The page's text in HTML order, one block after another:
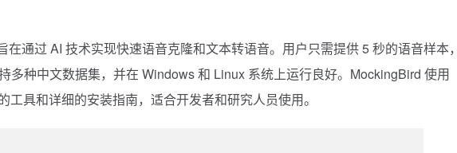
在通过 AI 技术实现快速语音克隆和文本转语音。用户只需提供 5 秒的语音样本
多种中文数据集，并在 Windows 和 Linux 系统上运行良好。MockingBird 使用
工具和详细的安装指南，适合开发者和研究人员使用。